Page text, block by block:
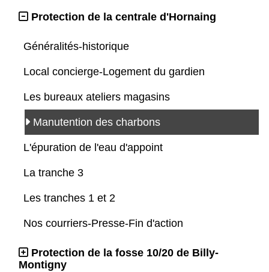
Protection de la centrale d'Hornaing
Généralités-historique
Local concierge-Logement du gardien
Les bureaux ateliers magasins
Manutention des charbons
L'épuration de l'eau d'appoint
La tranche 3
Les tranches 1 et 2
Nos courriers-Presse-Fin d'action
Protection de la fosse 10/20 de Billy-
Montigny